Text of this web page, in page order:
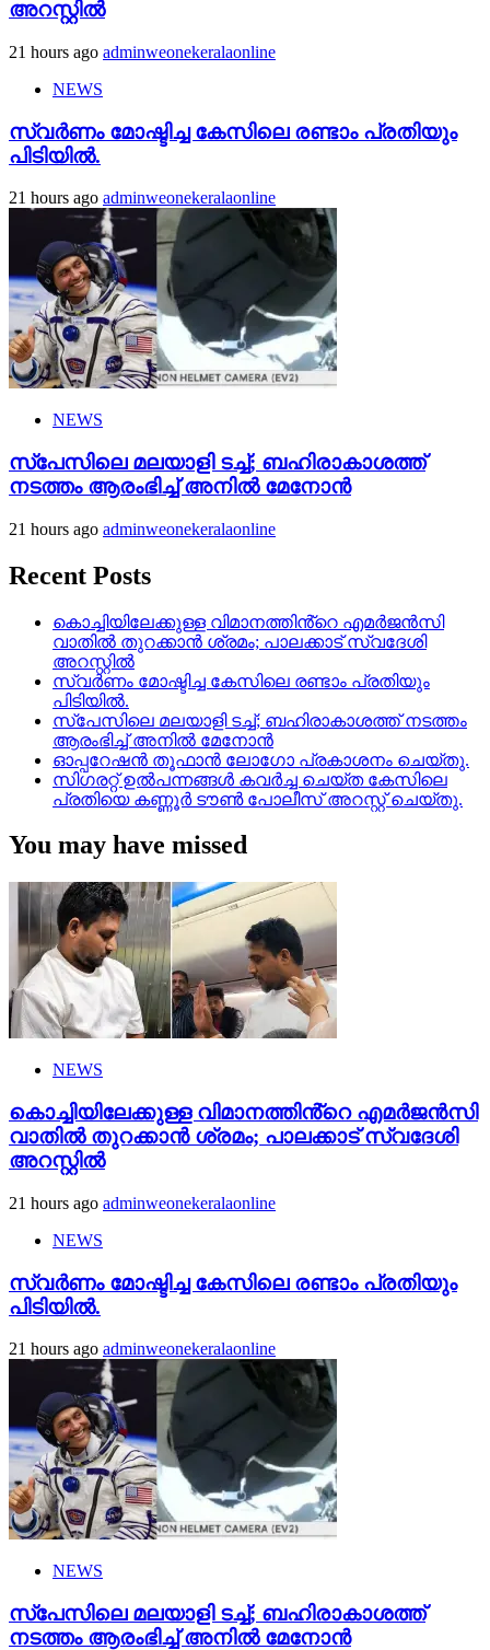
അറസ്റ്റില്‍
21 hours ago adminweonekeralaonline
NEWS
സ്വർണം മോഷ്ടിച്ച കേസിലെ രണ്ടാം പ്രതിയും
പിടിയിൽ.
21 hours ago adminweonekeralaonline
NEWS
സ്‌പേസിലെ മലയാളി ടച്ച്; ബഹിരാകാശത്ത്
നടത്തം ആരംഭിച്ച് അനില്‍ മേനോന്‍
21 hours ago adminweonekeralaonline
Recent Posts
കൊച്ചിയിലേക്കുള്ള വിമാനത്തിൻ്റെ എമര്‍ജന്‍സി
വാതില്‍ തുറക്കാന്‍ ശ്രമം; പാലക്കാട് സ്വദേശി
അറസ്റ്റില്‍
സ്വർണം മോഷ്ടിച്ച കേസിലെ രണ്ടാം പ്രതിയും
പിടിയിൽ.
സ്‌പേസിലെ മലയാളി ടച്ച്; ബഹിരാകാശത്ത് നടത്തം
ആരംഭിച്ച് അനില്‍ മേനോന്‍
ഓപ്പറേഷൻ തൂഫാൻ ലോഗോ പ്രകാശനം ചെയ്തു.
സിഗരറ്റ് ഉൽപന്നങ്ങൾ കവർച്ച ചെയ്ത കേസിലെ
പ്രതിയെ കണ്ണൂർ ടൗൺ പോലീസ് അറസ്റ്റ് ചെയ്തു.
You may have missed
NEWS
കൊച്ചിയിലേക്കുള്ള വിമാനത്തിൻ്റെ എമര്‍ജന്‍സി
വാതില്‍ തുറക്കാന്‍ ശ്രമം; പാലക്കാട് സ്വദേശി
അറസ്റ്റില്‍
21 hours ago adminweonekeralaonline
NEWS
സ്വർണം മോഷ്ടിച്ച കേസിലെ രണ്ടാം പ്രതിയും
പിടിയിൽ.
21 hours ago adminweonekeralaonline
NEWS
സ്‌പേസിലെ മലയാളി ടച്ച്; ബഹിരാകാശത്ത്
നടത്തം ആരംഭിച്ച് അനില്‍ മേനോന്‍